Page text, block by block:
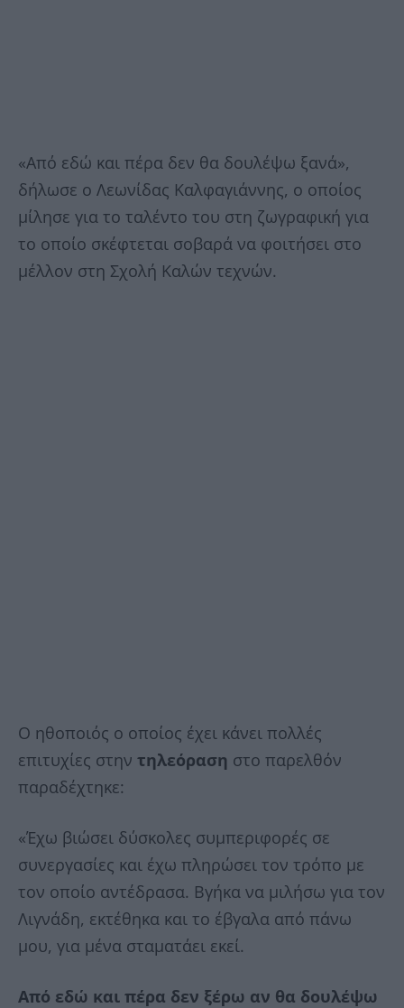
«Από εδώ και πέρα δεν θα δουλέψω ξανά»,
δήλωσε ο Λεωνίδας Καλφαγιάννης, ο οποίος
μίλησε για το ταλέντο του στη ζωγραφική για
το οποίο σκέφτεται σοβαρά να φοιτήσει στο
μέλλον στη Σχολή Καλών τεχνών.
Ο ηθοποιός ο οποίος έχει κάνει πολλές
επιτυχίες στην τηλεόραση στο παρελθόν
παραδέχτηκε:
«Έχω βιώσει δύσκολες συμπεριφορές σε
συνεργασίες και έχω πληρώσει τον τρόπο με
τον οποίο αντέδρασα. Βγήκα να μιλήσω για τον
Λιγνάδη, εκτέθηκα και το έβγαλα από πάνω
μου, για μένα σταματάει εκεί.
Από εδώ και πέρα δεν ξέρω αν θα δουλέψω